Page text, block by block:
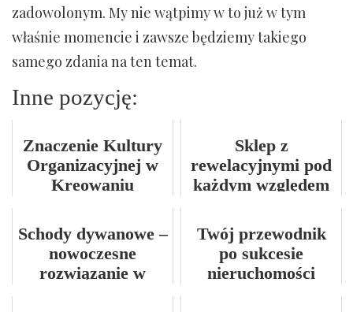
zadowolonym. My nie wątpimy w to już w tym
właśnie momencie i zawsze będziemy takiego
samego zdania na ten temat.
Inne pozycję:
Znaczenie Kultury
Organizacyjnej w
Kreowaniu
Przestrzeni Pracy
Sklep z
rewelacyjnymi pod
każdym względem
Schody dywanowe –
nowoczesne
rozwiązanie w
Twój przewodnik
po sukcesie
nieruchomości